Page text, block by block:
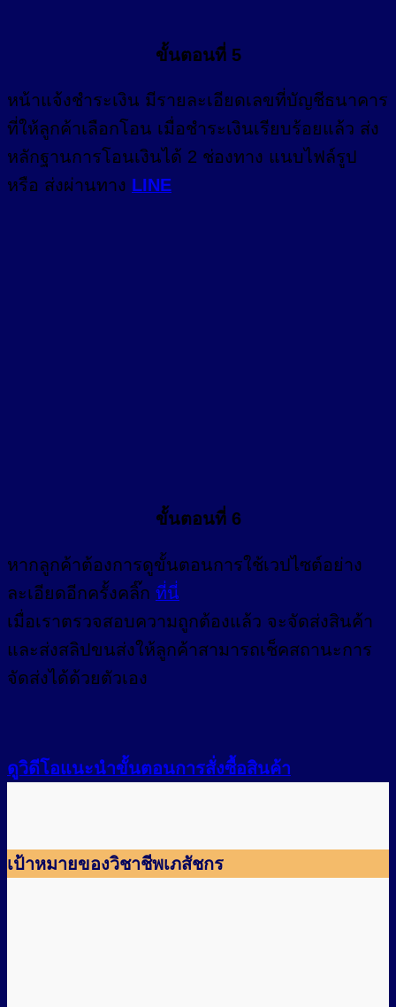
ขั้นตอนที่ 5
หน้าแจ้งชำระเงิน มีรายละเอียดเลขที่บัญชีธนาคาร
ที่ให้ลูกค้าเลือกโอน เมื่อชำระเงินเรียบร้อยแล้ว ส่ง
หลักฐานการโอนเงินได้ 2 ช่องทาง แนบไฟล์รูป
หรือ ส่งผ่านทาง LINE
ขั้นตอนที่ 6
หากลูกค้าต้องการดูขั้นตอนการใช้เวปไซต์อย่าง
ละเอียดอีกครั้งคลิ๊ก ที่นี่
เมื่อเราตรวจสอบความถูกต้องแล้ว จะจัดส่งสินค้า
และส่งสลิปขนส่งให้ลูกค้าสามารถเช็คสถานะการ
จัดส่งได้ด้วยตัวเอง
ดูวิดีโอแนะนำขั้นตอนการสั่งซื้อสินค้า
เป้าหมายของวิชาชีพเภสัชกร